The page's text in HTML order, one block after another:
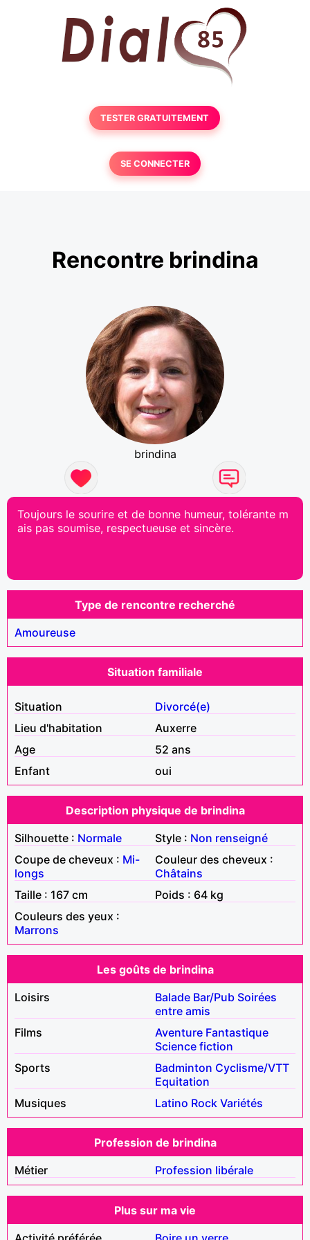
TESTER GRATUITEMENT
SE CONNECTER
Rencontre brindina
brindina
Toujours le sourire et de bonne humeur, tolérante m
ais pas soumise, respectueuse et sincère.
Type de rencontre recherché
Amoureuse
Situation familiale
Situation
Divorcé(e)
Lieu d'habitation
Auxerre
Age
52 ans
Enfant
oui
Description physique de brindina
Silhouette : Normale Style : Non renseigné
Coupe de cheveux : Mi-
longs
Couleur des cheveux :
Châtains
Taille : 167 cm
Poids : 64 kg
Couleurs des yeux :
Marrons
Les goûts de brindina
Loisirs
Balade Bar/Pub Soirées
entre amis
Films
Aventure Fantastique
Science fiction
Sports
Badminton Cyclisme/VTT
Equitation
Musiques
Latino Rock Variétés
Profession de brindina
Métier
Profession libérale
Plus sur ma vie